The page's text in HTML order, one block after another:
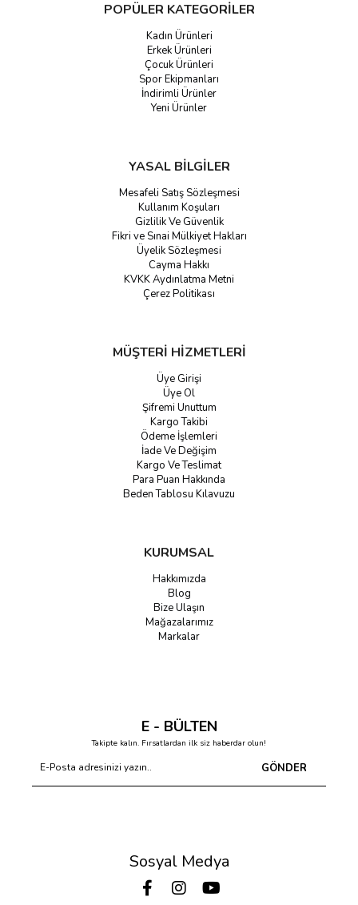
POPÜLER KATEGORİLER
Kadın Ürünleri
Erkek Ürünleri
Çocuk Ürünleri
Spor Ekipmanları
İndirimli Ürünler
Yeni Ürünler
YASAL BİLGİLER
Mesafeli Satış Sözleşmesi
Kullanım Koşuları
Gizlilik Ve Güvenlik
Fikri ve Sınai Mülkiyet Hakları
Üyelik Sözleşmesi
Cayma Hakkı
KVKK Aydınlatma Metni
Çerez Politikası
MÜŞTERİ HİZMETLERİ
Üye Girişi
Üye Ol
Şifremi Unuttum
Kargo Takibi
Ödeme İşlemleri
İade Ve Değişim
Kargo Ve Teslimat
Para Puan Hakkında
Beden Tablosu Kılavuzu
KURUMSAL
Hakkımızda
Blog
Bize Ulaşın
Mağazalarımız
Markalar
E - BÜLTEN
Takipte kalın. Fırsatlardan ilk siz haberdar olun!
GÖNDER
Sosyal Medya